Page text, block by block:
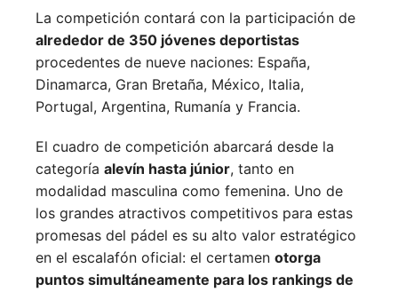
La competición contará con la participación de
alrededor de 350 jóvenes deportistas
procedentes de nueve naciones: España,
Dinamarca, Gran Bretaña, México, Italia,
Portugal, Argentina, Rumanía y Francia.
El cuadro de competición abarcará desde la
categoría alevín hasta júnior, tanto en
modalidad masculina como femenina. Uno de
los grandes atractivos competitivos para estas
promesas del pádel es su alto valor estratégico
en el escalafón oficial: el certamen otorga
puntos simultáneamente para los rankings de